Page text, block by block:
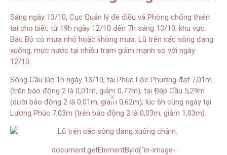
Sáng ngày 13/10, Cục Quản lý đê điều và Phòng chống thiên
tai cho biết, từ 19h ngày 12/10 đến 7h sáng 13/10, khu vực
Bắc Bộ có mưa nhỏ hoặc không mưa. Lũ trên các sông đang
xuống, mực nước tại nhiều trạm giảm mạnh so với ngày
12/10.
Sông Cầu lúc 1h ngày 13/10, tại Phúc Lộc Phương đạt 7,01m
(trên báo động 2 là 0,01m, giảm 0,77m); tại Đáp Cầu 5,29m
(dưới báo động 2 là 0,01m, giảm 0,62m); lúc 6h cùng ngày tại
Lương Phúc 7,03m (trên báo động 2 là 0,03m, giảm 1,03m).
//
document.getElementById(“in-image-